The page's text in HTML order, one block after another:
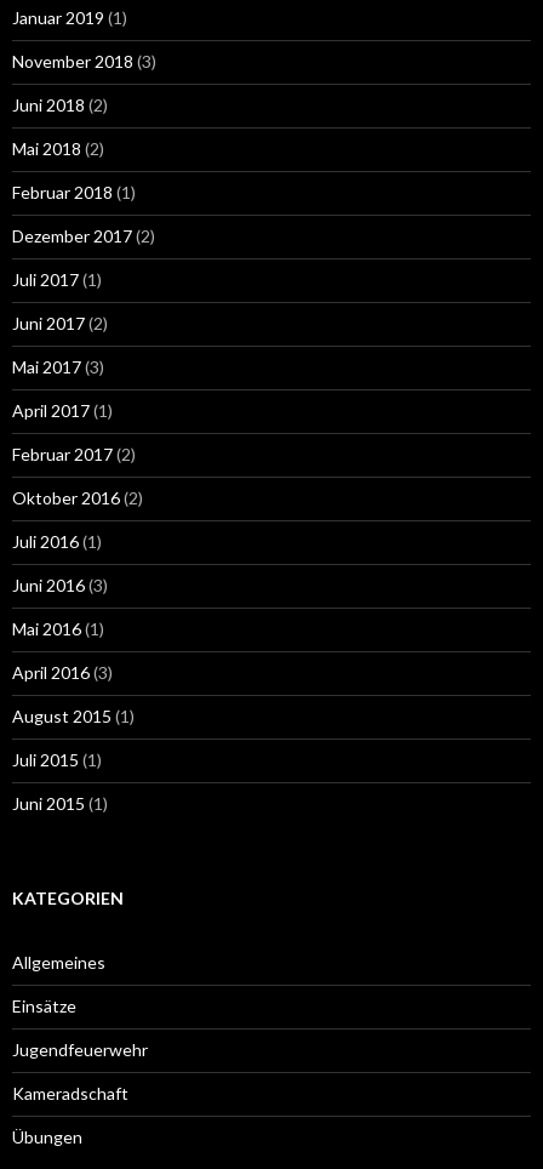
Januar 2019 (1)
November 2018 (3)
Juni 2018 (2)
Mai 2018 (2)
Februar 2018 (1)
Dezember 2017(2)
Juli 2017(1)
Juni 2017(2)
Mai 2017(3)
April 2017(1)
Februar 2017(2)
Oktober 2016(2)
Juli 2016(1)
Juni 2016(3)
Mai 2016(1)
April 2016(3)
August 2015 (1)
Juli 2015 (1)
Juni 2015 (1)
KATEGORIEN
Allgemeines
Einsätze
Jugendfeuerwehr
Kameradschaft
Übungen